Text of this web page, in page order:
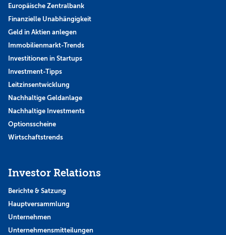
Europäische Zentralbank
Finanzielle Unabhängigkeit
Geld in Aktien anlegen
Immobilienmarkt-Trends
Investitionen in Startups
Investment-Tipps
Leitzinsentwicklung
Nachhaltige Geldanlage
Nachhaltige Investments
Optionsscheine
Wirtschaftstrends
Investor Relations
Berichte & Satzung
Hauptversammlung
Unternehmen
Unternehmensmitteilungen